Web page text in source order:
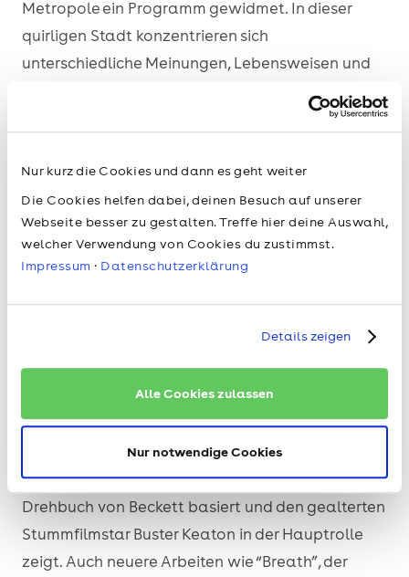
Nur kurz die Cookies und dann es geht weiter
Die Cookies helfen dabei, deinen Besuch auf unserer
Webseite besser zu gestalten. Treffe hier deine Auswahl,
welcher Verwendung von Cookies du zustimmst.
Impressum · Datenschutzerklärung
Details zeigen
Alle Cookies zulassen
Nur notwendige Cookies
Metropole ein Programm gewidmet. In dieser
quirligen Stadt konzentrieren sich
unterschiedliche Meinungen, Lebensweisen und
Identitäten – hinter den alten Fassaden Jaffas
versteckten Ecken der Stadt geworfen.
Beckett on Film – Filme und filmische
Adaptionen von und über Beckett im Großen
Saal der Volksbühne
der Volksbühne ist das Programm Beckett on Film.
Hier kann man Becketts Kurzfilme und filmische
Adaptionen seiner Theaterstücke auf großer
Leinwand erleben. Das Programm beinhaltet
sowohl Klassiker wie den selten im Kino gezeigten
“Film” von Alain Schneider, der auf einem
Drehbuch von Beckett basiert und den gealterten
Stummfilmstar Buster Keaton in der Hauptrolle
zeigt. Auch neuere Arbeiten wie “Breath”, der